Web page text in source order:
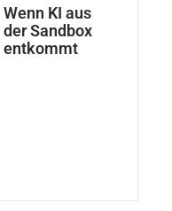
Wenn KI aus
der Sandbox
entkommt